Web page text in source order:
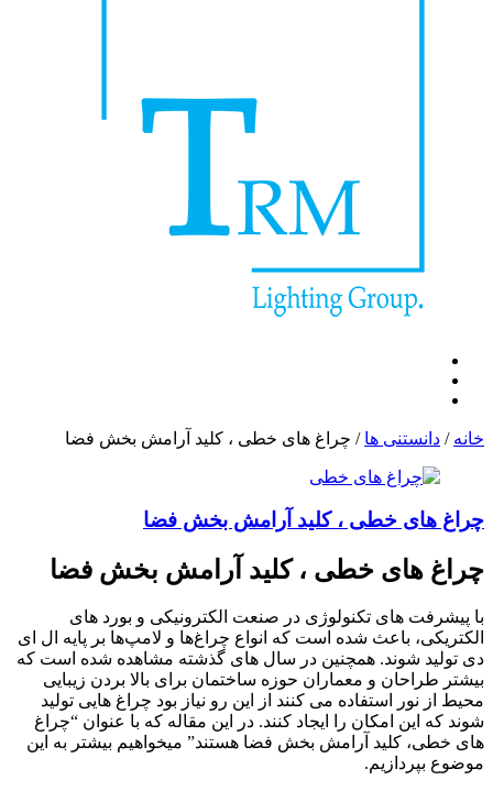
خانه / دانستنی ها / چراغ های خطی ، کلید آرامش بخش فضا
چراغ های خطی ، کلید آرامش بخش فضا
چراغ های خطی ، کلید آرامش بخش فضا
با پیشرفت های تکنولوژی در صنعت الکترونیکی و بورد های
الکتریکی، باعث شده است که انواع چراغ‌ها و لامپ‌ها بر پایه ال ای
دی تولید شوند. همچنین در سال های گذشته مشاهده شده است که
بیشتر طراحان و معماران حوزه ساختمان برای بالا بردن زیبایی
محیط از نور استفاده می کنند از این رو نیاز بود چراغ هایی تولید
شوند که این امکان را ایجاد کنند. در این مقاله که با عنوان “چراغ
های خطی، کلید آرامش بخش فضا هستند” میخواهیم بیشتر به این
موضوع بپردازیم.